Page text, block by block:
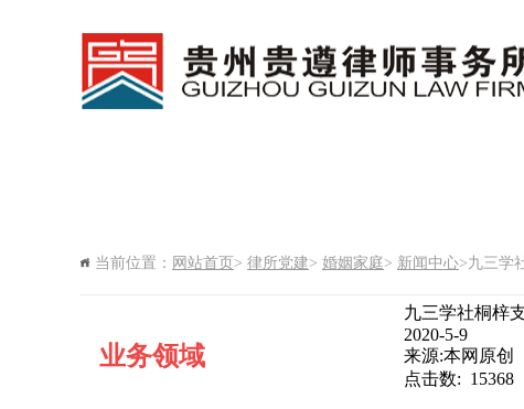
律所期刊
当前位置： 网站首页 > 律所党建> 婚姻家庭> 新闻中心>九三学
业务领域
九三学社桐梓
2020-5-9
来源:本网原创
点击数: